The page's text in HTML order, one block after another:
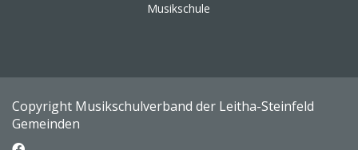
Musikschule
Copyright Musikschulverband der Leitha-Steinfeld
Gemeinden